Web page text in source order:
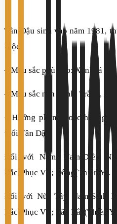
Tân Dậu sinh vào năm 1981,
Mộc
– Màu sắc phù hợp: Xanh lá
– Màu sắc nên tránh: Trắng,
– Hướng phòng hoặc hướng
tuổi Tân Dậu:
Đối với Nam: Nam(Diên
Bắc(Phục Vị); Đông(Thiên Y).
Đối với Nữ: Tây Nam(Sinh
Bắc(Phục Vị); Tây Bắc(Thiên